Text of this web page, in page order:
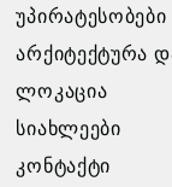
Ო
Ბ
Ე
Ბ
Ი
Ა
გთხოვთ
შეავსოთ
განაცხადი,
ჩვენ
ᲣᲞᲘᲠᲐᲢᲔᲡᲝᲑᲔᲑᲘ
ᲐᲠᲥᲘᲢᲔᲥᲢᲣᲠᲐ
ᲚᲝᲙᲐᲪᲘᲐ
ᲡᲘᲐᲮᲚᲔᲔᲑᲘ
ᲙᲝᲜᲢᲐᲥᲢᲘ